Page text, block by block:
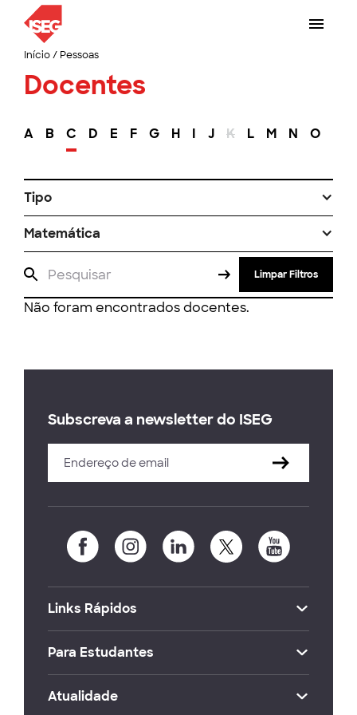
Início/ Pessoas
Docentes
A B C D E F G H I J K L M N O
Tipo
Matemática
Limpar Filtros
Não foram encontrados docentes.
Subscreva a newsletter do ISEG
Links Rápidos
Para Estudantes
Atualidade